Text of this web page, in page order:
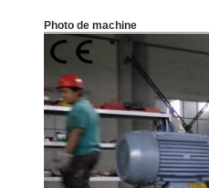
Photo de machine